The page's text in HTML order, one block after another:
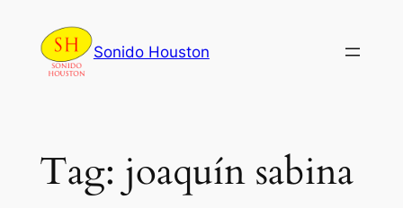
content
Sonido Houston
Tag: joaquín sabina